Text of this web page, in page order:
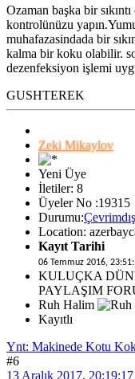
Ozaman başka bir
kontrolünüzu
muhafazasindada bir
kalma bir koku olabilir.
dezenfeksiyon işlemi
GUSHTEREK
Zeki Mikaylov
Yeni Üye
İletiler: 8
Üyeler No :19315
Durumu:
Location:
Kayıt Tarihi
06 Temmuz 2016,
KULUÇKA
PAYLAŞIM
Ruh Halim
Kayıtlı
Ynt: Makinede Kotu
#6
13 Aralık 2017, 20:19:17